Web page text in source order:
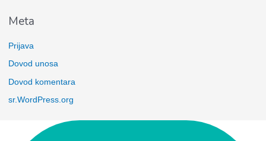
Meta
Prijava
Dovod unosa
Dovod komentara
sr.WordPress.org